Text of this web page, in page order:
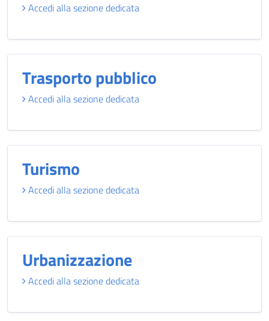
Accedi alla sezione dedicata
Trasporto pubblico
Accedi alla sezione dedicata
Turismo
Accedi alla sezione dedicata
Urbanizzazione
Accedi alla sezione dedicata